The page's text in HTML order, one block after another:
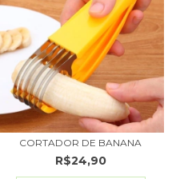
CORTADOR DE BANANA
R$24,90